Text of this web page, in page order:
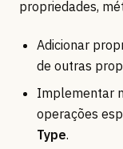
propriedades,
Adicionar
de outras
Implementar
operações
Type.